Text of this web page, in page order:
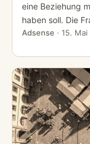
eine Beziehung
haben soll. Die
Adsense · 15.